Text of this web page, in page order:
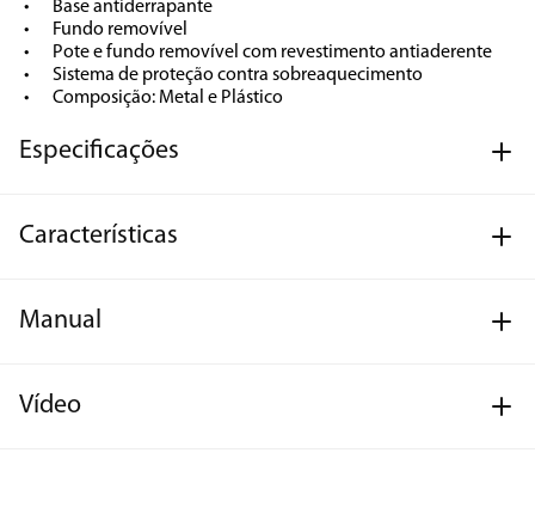
•	Base antiderrapante
•	Fundo removível
•	Pote e fundo removível com revestimento antiaderente
•	Sistema de proteção contra sobreaquecimento
•	Composição: Metal e Plástico
Especificações
Características
Manual
Vídeo